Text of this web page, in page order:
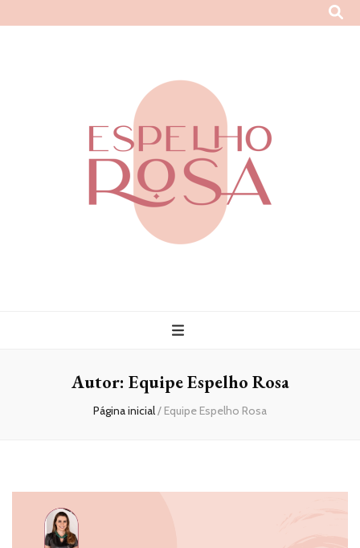
Autor: Equipe Espelho Rosa
Página inicial/ Equipe Espelho Rosa